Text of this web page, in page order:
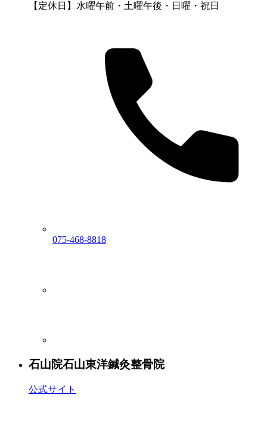
【定休日】水曜午前・土曜午後・日曜・祝日
075-468-8818
石山院石山東洋鍼灸整骨院
公式サイト